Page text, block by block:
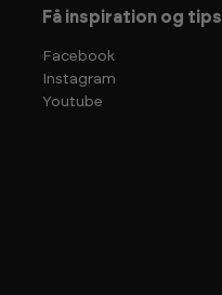
Få inspiration og tips
Facebook
Instagram
Youtube